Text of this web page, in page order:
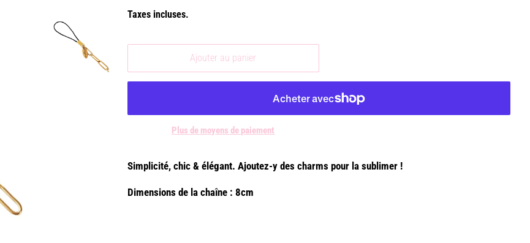
Taxes incluses.
Ajouter au panier
Plus de moyens de paiement
Simplicité, chic & élégant. Ajoutez-y des charms pour la sublimer !
Dimensions de la chaîne : 8cm